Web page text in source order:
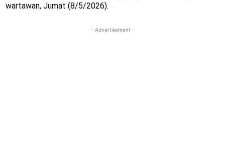
wartawan, Jumat (8/5/2026).
- Advertisement -